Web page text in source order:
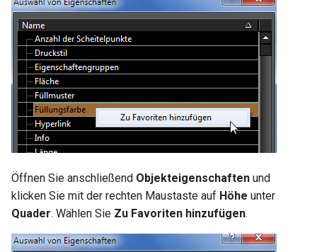
Öffnen Sie anschließend Objekteigenschaften und
klicken Sie mit der rechten Maustaste auf Höhe unter
Quader. Wählen Sie Zu Favoriten hinzufügen.